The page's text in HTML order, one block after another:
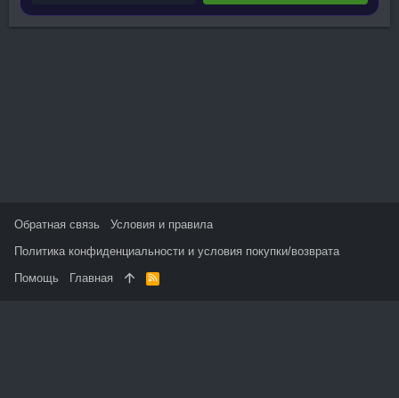
Обратная связь
Условия и правила
Политика конфиденциальности и условия покупки/возврата
Помощь
Главная
R